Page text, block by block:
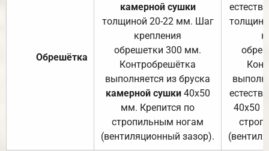
Обрешётка
камерной сушки
толщиной 20-22 мм. Шаг
крепления
обрешетки 300 мм.
Контробрешётка
выполняется из бруска
камерной сушки40х50
мм. Крепится по
стропильным ногам
(вентиляционный зазор).
40х50